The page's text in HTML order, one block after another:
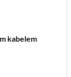
kabelem